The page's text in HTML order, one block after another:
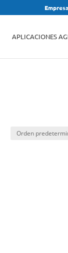
Empresa
APLICACIONES
Búsqueda